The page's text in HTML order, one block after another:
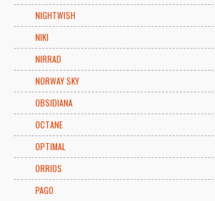
NIGHTWISH
NIKI
NIRRAD
NORWAY SKY
OBSIDIANA
OCTANE
OPTIMAL
ORRIOS
PAGO